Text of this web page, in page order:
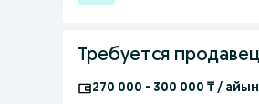
Требуется
270 000 - 300 000 ₸ /